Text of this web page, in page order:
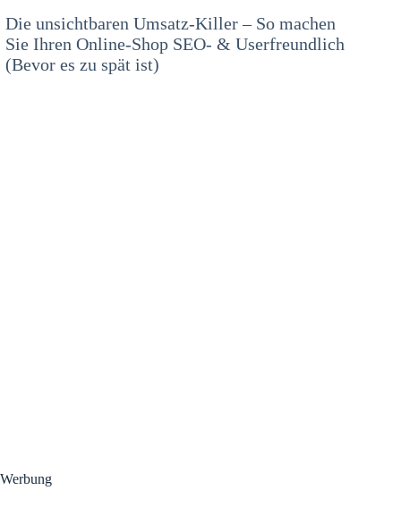
Die unsichtbaren Umsatz-Killer – So machen
Sie Ihren Online-Shop SEO- & Userfreundlich
(Bevor es zu spät ist)
Werbung